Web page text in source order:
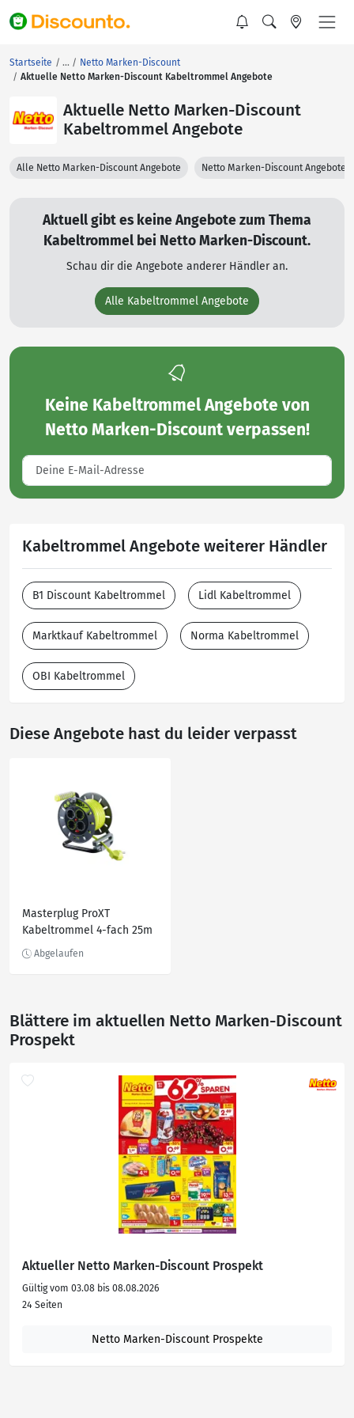
Startseite
Netto Marken-Discount
Aktuelle Netto Marken-Discount Kabeltrommel Angebote
Aktuelle Netto Marken-Discount
Kabeltrommel Angebote
Alle Netto Marken-Discount Angebote Netto Marken-Discount Angebote
Aktuell gibt es keine Angebote zum Thema
Kabeltrommel bei Netto Marken-Discount.
Schau dir die Angebote anderer Händler an.
Alle Kabeltrommel Angebote
Keine Kabeltrommel Angebote von
Netto Marken-Discountverpassen!
Kabeltrommel Angebote weiterer Händler
B1 Discount Kabeltrommel Lidl Kabeltrommel
Marktkauf Kabeltrommel Norma Kabeltrommel
OBI Kabeltrommel
Diese Angebote hast du leider verpasst
Masterplug ProXT
Kabeltrommel 4-fach 25m
Blättere im aktuellen Netto Marken-Discount
Prospekt
Aktueller Netto Marken-Discount Prospekt
Gültig vom 03.08 bis 08.08.2026
24 Seiten
Netto Marken-Discount Prospekte